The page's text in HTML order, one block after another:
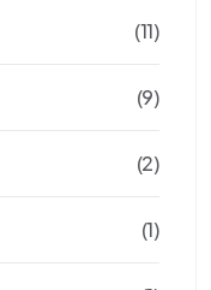
(11)
(9)
(2)
(1)